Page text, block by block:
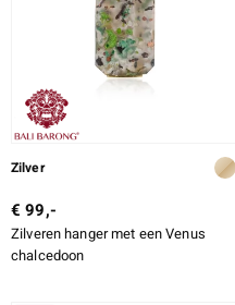
Zilver
€ 99,-
Zilveren hanger met een Venus
chalcedoon